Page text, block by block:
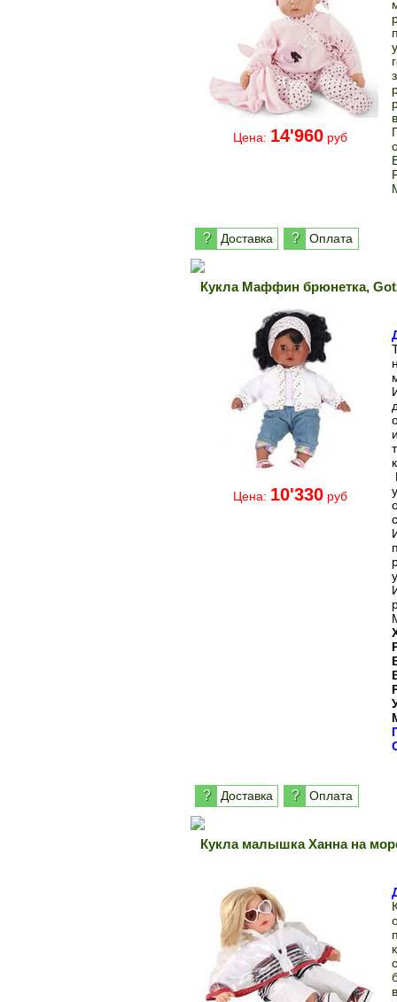
Цена: 14'960руб
? Доставка ? Оплата
Кукла Маффин брюнетка,
Цена: 10'330руб
? Доставка ? Оплата
Кукла малышка Ханна на